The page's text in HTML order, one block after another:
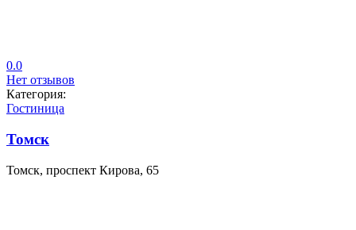
0.0
Нет отзывов
Категория:
Гостиница
Томск
Томск, проспект Кирова, 65